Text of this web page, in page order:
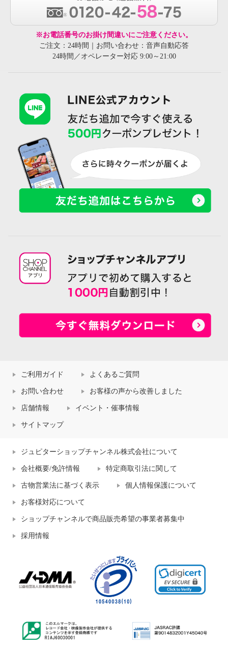
※お電話番号のお掛け間違いにご注意ください。
ご注文：24時間｜お問い合わせ：音声自動応答
24時間／オペレーター対応 9:00～21:00
ご利用ガイド よくあるご質問
お問い合わせ お客様の声から改善しました
店舗情報 イベント・催事情報
サイトマップ
ジュピターショップチャンネル株式会社について
会社概要/免許情報 特定商取引法に関して
古物営業法に基づく表示 個人情報保護について
お客様対応について
ショップチャンネルで商品販売希望の事業者募集中
採用情報